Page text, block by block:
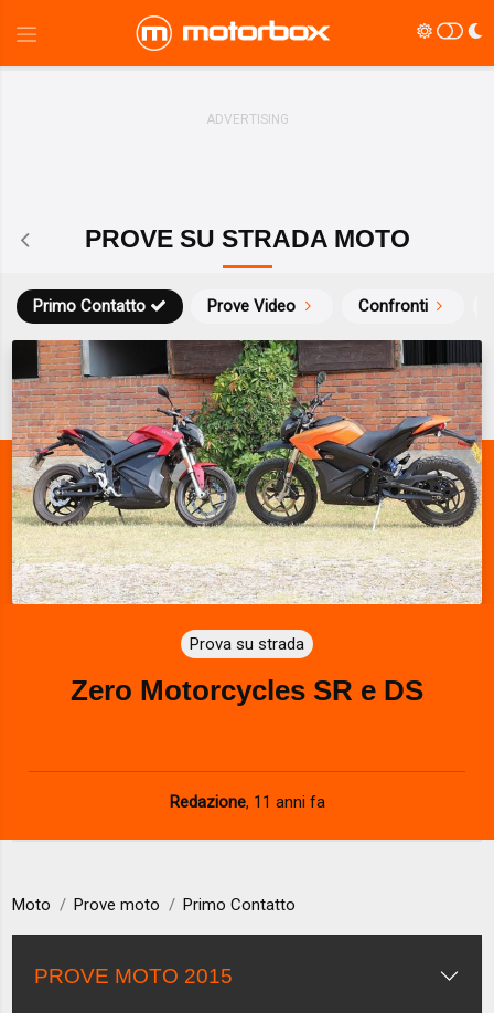
PROVE SU STRADA MOTO
Prove Video Confronti
Primo Contatto
Prova su strada
Zero Motorcycles SR e DS
Redazione, 11 anni fa
Moto Prove moto Primo Contatto
PROVE MOTO 2015